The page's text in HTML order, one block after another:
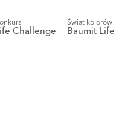
Challenge
Świat kolorów
Baumit Life